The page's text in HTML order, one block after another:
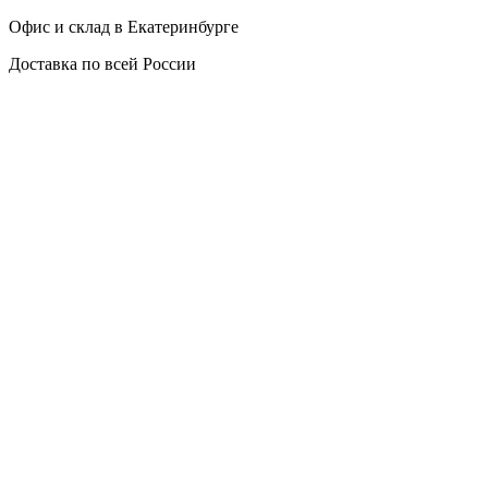
Офис и склад в Екатеринбурге
Доставка по всей России